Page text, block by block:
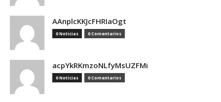
AAnplcKKJcFHRIaOgt
0 Noticias 0 Comentarios
acpYkRKmzoNLfyMsUZFMi
0 Noticias 0 Comentarios